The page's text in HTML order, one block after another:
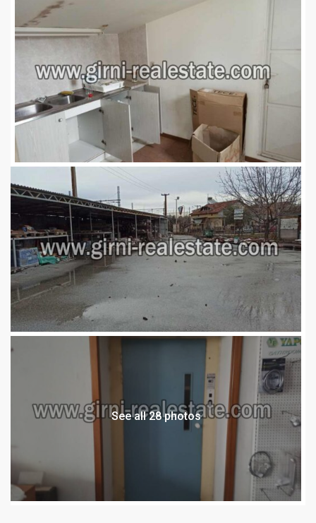
See all 28 photos